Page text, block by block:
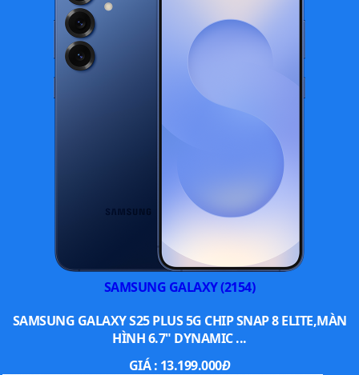
Các tùy chọn màu của Galaxy Wide5.
Cuối cùng, điện thoại có viên pin 5.000 mAh, hỗ trợ sạc nhanh
15W cùng 3 tùy chọn màu: Đen, Trắng và Xanh dương.
SAMSUNG GALAXY (2154)
SAMSUNG GALAXY S25 PLUS 5G CHIP SNAP 8 ELITE,MÀN
HÌNH 6.7" DYNAMIC ...
GIÁ : 13.199.000Đ